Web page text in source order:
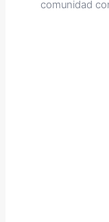
comunidad